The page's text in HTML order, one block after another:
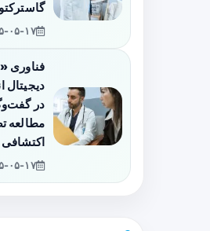
۱۴۰۵-
در
مطالعه
اکتشافی
۱۴۰۵-